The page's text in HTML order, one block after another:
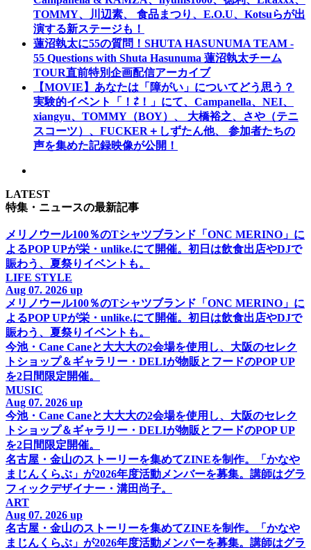
TOMMY、川辺素、 食品まつり、E.O.U、Kotsuらが出
演する新ステージも！
蓮沼執太に55の質問！SHUTA HASUNUMA TEAM -
55 Questions with Shuta Hasunuma 蓮沼執太チーム
TOUR直前特別企画配信アーカイブ
【MOVIE】あなたは「障がい」についてどう思う？
実験的イベント「！⇄！」にて、Campanella、NEI、
xiangyu、TOMMY（BOY）、 大橋裕之、さや（テニ
スコーツ）、FUCKER＋しずたん他、 参加者たちの
声を集めた記録映像が公開！
LATEST
特集・ニュースの最新記事
メリノウール100％のTシャツブランド「ONC MERINO」に
よるPOP UPが栄・unlike.にて開催。初日は飲食出店やDJで
賑わう、夏祭りイベントも。
LIFE STYLE
Aug 07. 2026 up
メリノウール100％のTシャツブランド「ONC MERINO」に
よるPOP UPが栄・unlike.にて開催。初日は飲食出店やDJで
賑わう、夏祭りイベントも。
今池・Cane Caneと大大大の2会場を使用し、大阪のセレク
トショップ＆ギャラリー・DELIが物販とフードのPOP UP
を2日間限定開催。
MUSIC
Aug 07. 2026 up
今池・Cane Caneと大大大の2会場を使用し、大阪のセレク
トショップ＆ギャラリー・DELIが物販とフードのPOP UP
を2日間限定開催。
名古屋・金山のストーリーを集めてZINEを制作。「かなや
まじんくらぶ」が2026年度活動メンバーを募集。講師はグラ
フィックデザイナー・溝田尚子。
ART
Aug 07. 2026 up
名古屋・金山のストーリーを集めてZINEを制作。「かなや
まじんくらぶ」が2026年度活動メンバーを募集。講師はグラ